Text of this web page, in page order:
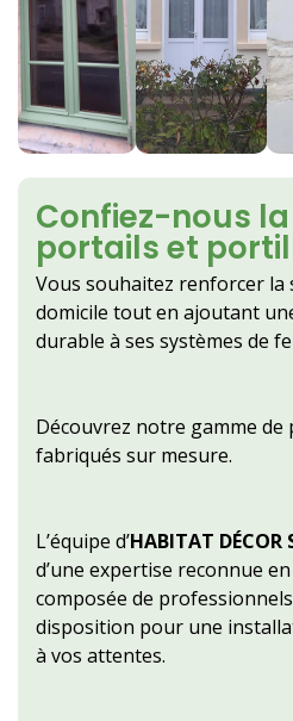
Confiez-nous
portails et
Vous souhaitez renforcer la
domicile tout en ajoutant
durable à ses systèmes de
Découvrez notre gamme
fabriqués sur mesure.
L’équipe d’HABITAT DÉCOR
d’une expertise reconnue
composée de
disposition pour une
à vos attentes.